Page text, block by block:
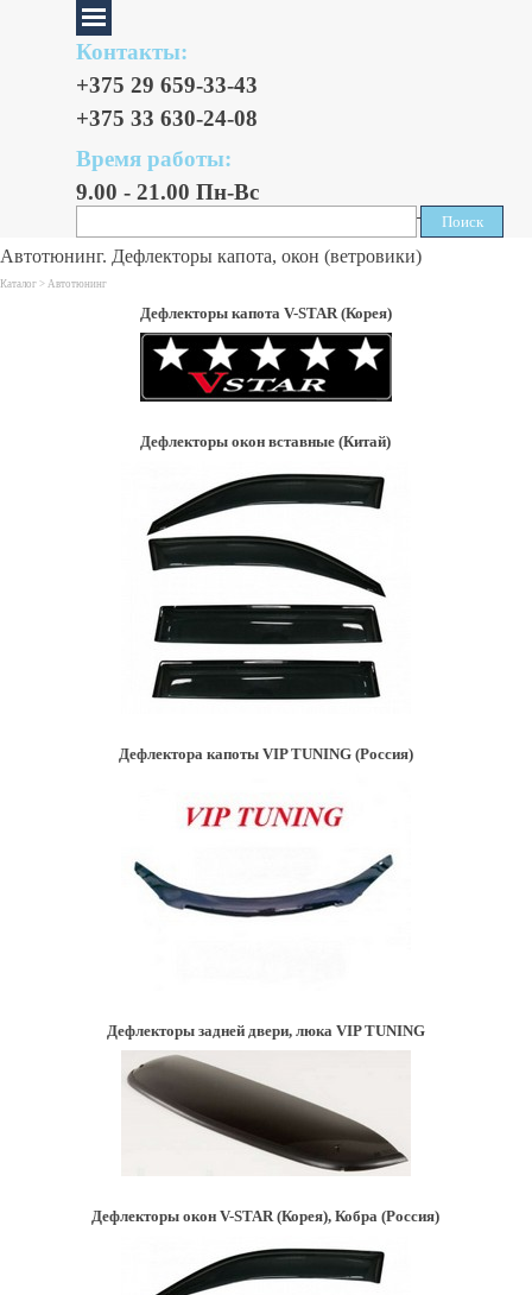
Контакты:
+375 29 659-33-43
+375 33 630-24-08
Время работы:
9.00 - 21.00 Пн-Вс
Поиск
Поиск
Автотюнинг. Дефлекторы капота, окон (ветровики)
Каталог > Автотюнинг
Дефлекторы капота V-STAR (Корея)
Дефлекторы окон вставные (Китай)
Дефлектора капоты VIP TUNING (Россия)
Дефлекторы задней двери, люка VIP TUNING
Дефлекторы окон V-STAR (Корея), Кобра (Россия)